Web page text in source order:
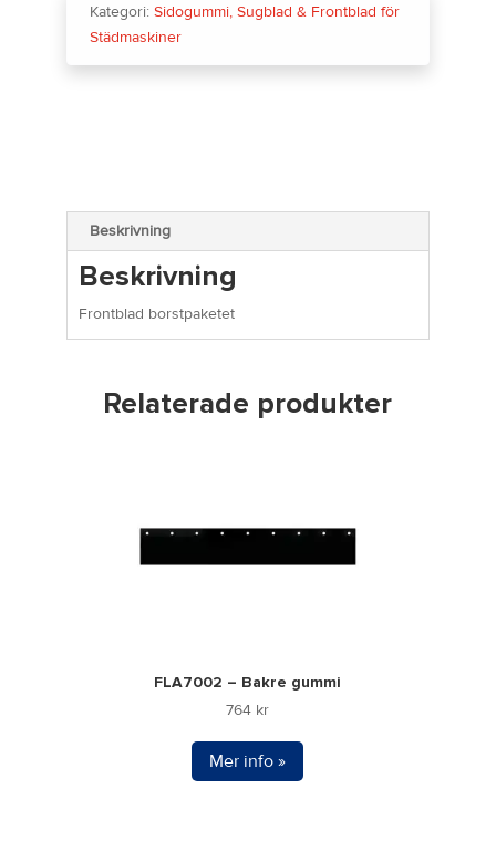
Kategori: Sidogummi, Sugblad & Frontblad för
Städmaskiner
Beskrivning
Beskrivning
Frontblad borstpaketet
Relaterade produkter
FLA7002 – Bakre gummi
764 kr
Mer info »